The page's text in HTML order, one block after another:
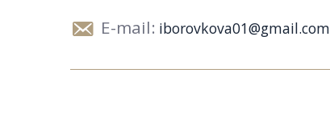
E-mail: iborovkova01@gmail.com